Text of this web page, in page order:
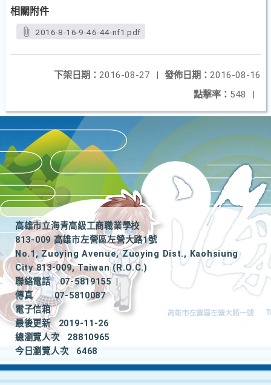
相關附件
2016-8-16-9-46-44-nf1.pdf
發佈日期： 2016-08-16
下架日期： 2016-08-27
|
點擊率： 548 |
高雄市立海青高級工商職業學校
813-009 高雄市左營區左營大路1號
No.1, Zuoying Avenue, Zuoying Dist., Kaohsiung
City 813-009, Taiwan (R.O.C.)
聯絡電話
07-5819155
|
傳真
07-5810087
電子信箱
最後更新
2019-11-26
總瀏覽人次
28810965
今日瀏覽人次
6468